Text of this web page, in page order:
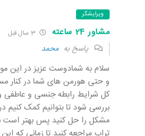
ویرایشگر
مشاور 24 ساعته 3 سال قبل
پاسخ به محمد
سلام به شمادوست عزیز در این
و حتی هورمن های شما در کنار
کل شرایط رابطه جنسی و
بررسی شود تا بتوانیم کمک کنیم
مشکل را حل کنید پس بهتر